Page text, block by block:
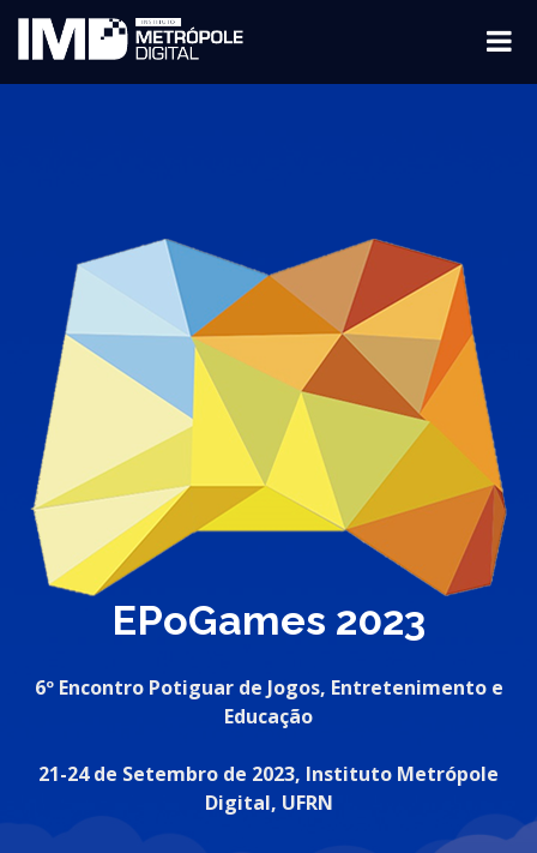
EPoGames 2023
6º Encontro Potiguar de Jogos, Entretenimento e
Educação
21-24 de Setembro de 2023, Instituto Metrópole
Digital, UFRN